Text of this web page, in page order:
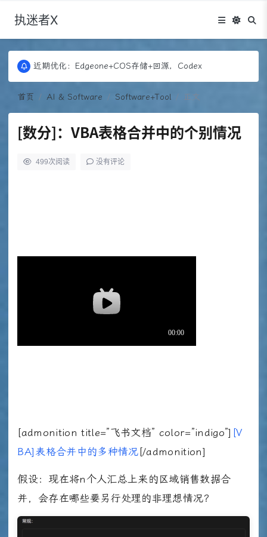
执迷者X
更新：Puock ➡ 阿里云轻量， 图床：Fontawesome
近期优化：Edgeone+COS存储+回源，Codex
更新：Puock ➡ 阿里云轻量， 图床：Fontawesome
首页
AI & Software Software+Tool 正文
[数分]：VBA表格合并中的个别情况
499次阅读 没有评论
[admonition title=”飞书文档” color=”indigo”] [V
BA]表格合并中的多种情况 [/admonition]
假设：现在将n个人汇总上来的区域销售数据合
并，会存在哪些要另行处理的非理想情况？